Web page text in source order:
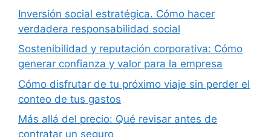
Inversión social estratégica. Cómo hacer
verdadera responsabilidad social
Sostenibilidad y reputación corporativa: Cómo
generar confianza y valor para la empresa
Cómo disfrutar de tu próximo viaje sin perder el
conteo de tus gastos
Más allá del precio: Qué revisar antes de
contratar un seguro